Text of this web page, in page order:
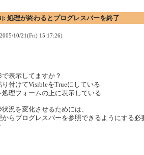
処理が終わるとプログレスバーを終了
10/21(Fri) 15:17:26)
表示してますか？
り付けてVisibleをTrueにしている
処理フォームの上に表示している
況を変化させるためには、
らプログレスバーを参照できるようにする必